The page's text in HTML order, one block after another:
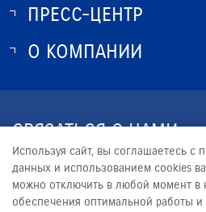
О SUZUKI
ПРЕСС-ЦЕНТР
НОВОСТИ
О КОМПАНИИ
СВЯЗАТЬСЯ С НАМИ
+7 (4822) 36-4822
INFO@RUMOS-SUZUKI.RU
Используя сайт, вы соглашаетесь с
данных и использованием cookies
можно отключить в любой момент в
обеспечения оптимальной работы и